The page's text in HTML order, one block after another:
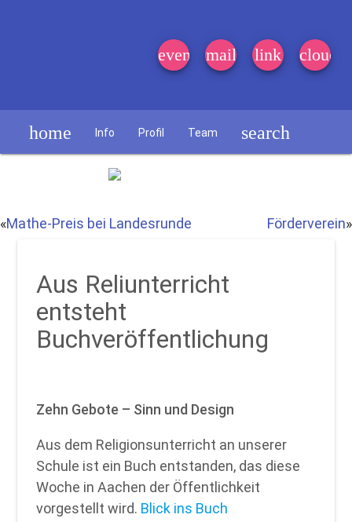
event_note
mail link cloud
home Info Profil Team search
«Mathe-Preis bei Landesrunde Förderverein»
Aus Reliunterricht
entsteht
Buchveröffentlichung
Zehn Gebote – Sinn und Design
Aus dem Religionsunterricht an unserer
Schule ist ein Buch entstanden, das diese
Woche in Aachen der Öffentlichkeit
vorgestellt wird. Blick ins Buch